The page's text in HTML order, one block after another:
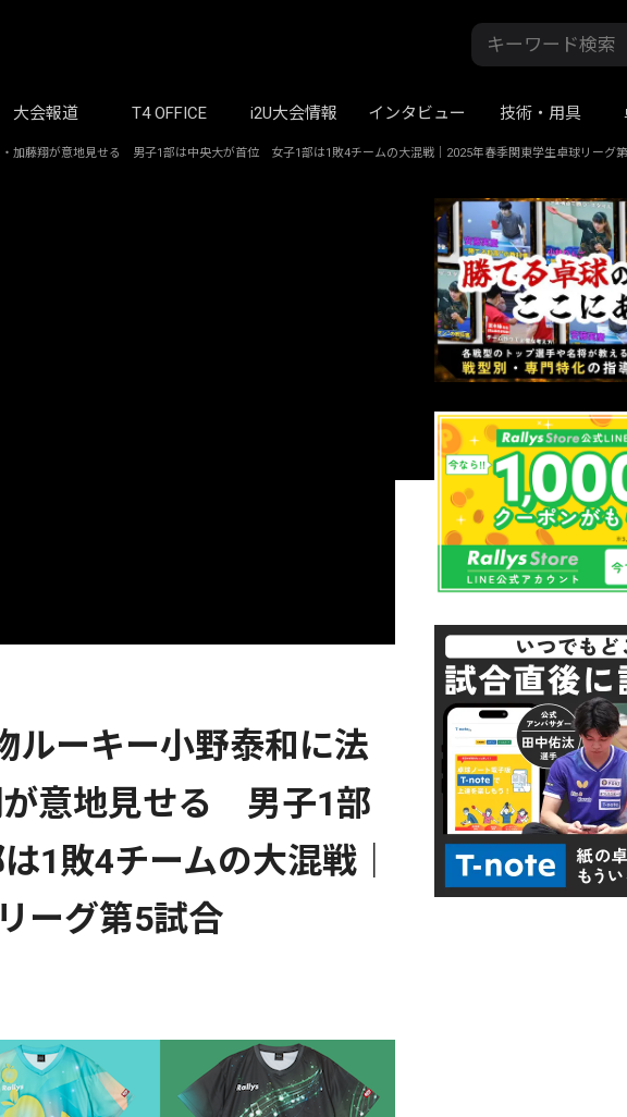
大会報道 T4 OFFICE i2U大会情報 インタビュー 技術・用具
・加藤翔が意地見せる 男子1部は中央大が首位 女子1部は1敗4チームの大混戦｜2025年春季関東学生卓球リーグ
ルーキー小野泰和に法
が意地見せる 男子1部
1敗4チームの大混戦｜
ーグ第5試合